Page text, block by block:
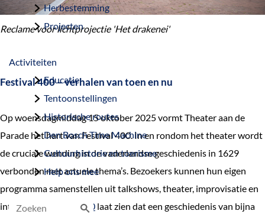
Herbestemming
Projecten
Activiteiten
Educatie
Tentoonstellingen
Historische routes
Den Bosch Time Machine
Cultuurhistorie en toerisme
Help ons mee
Reclame voor lichtprojectie 'Het drakenei'
Festival 400 – verhalen van toen en nu
Op woensdagmiddag 15 oktober 2025 vormt Theater aan de
Parade het hart van Festival 400. In en rondom het theater wordt
de cruciale wending in de vaderlandse geschiedenis in 1629
verbonden met actuele thema’s. Bezoekers kunnen hun eigen
programma samenstellen uit talkshows, theater, improvisatie en
interviews. Festival 400 laat zien dat een geschiedenis van bijna